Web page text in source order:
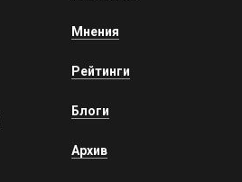
Мнения
Рейтинги
Блоги
Архив